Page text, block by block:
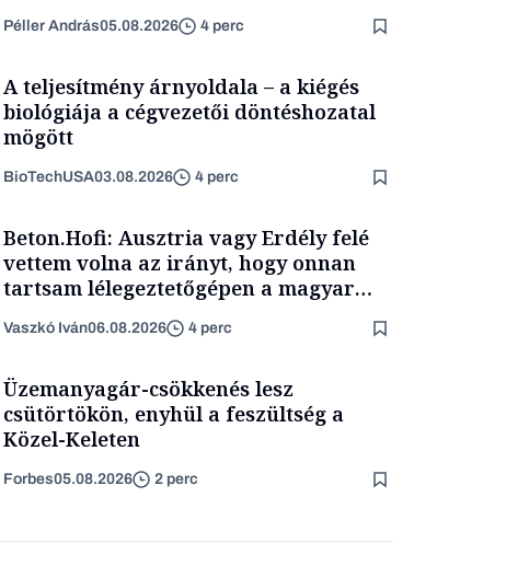
Péller András05.08.2026 4 perc
A teljesítmény árnyoldala – a kiégés
biológiája a cégvezetői döntéshozatal
mögött
BioTechUSA03.08.2026 4 perc
Beton.Hofi: Ausztria vagy Erdély felé
vettem volna az irányt, hogy onnan
tartsam lélegeztetőgépen a magyar
Vaszkó Iván06.08.2026 4 perc
Üzemanyagár-csökkenés lesz
csütörtökön, enyhül a feszültség a
Közel-Keleten
Forbes05.08.2026 2 perc